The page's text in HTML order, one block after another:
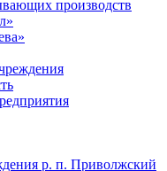
производств
р. п. Приволжский